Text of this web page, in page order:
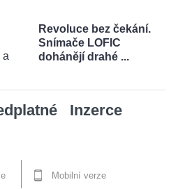
Revoluce bez čekání.
Snímače LOFIC
dohánějí drahé ...
Inzerce
Mobilní verze